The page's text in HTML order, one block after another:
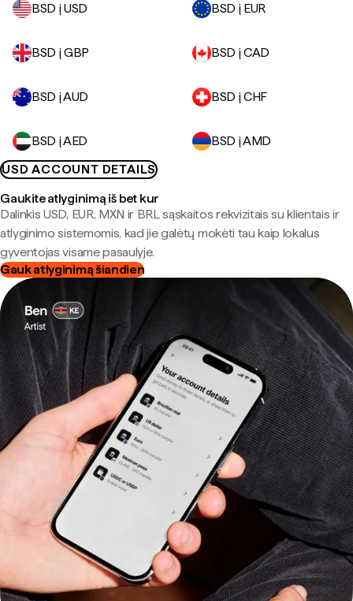
BSD į USD
BSD į EUR
BSD į GBP BSD į CAD
BSD į AUD BSD į CHF
BSD į AED
BSD į AMD
USD ACCOUNT DETAILS
Gaukite atlyginimą iš bet kur
Dalinkis USD, EUR, MXN ir BRL sąskaitos rekvizitais su klientais ir
atlyginimo sistemomis, kad jie galėtų mokėti tau kaip lokalus
gyventojas visame pasaulyje.
Gauk atlyginimą šiandien